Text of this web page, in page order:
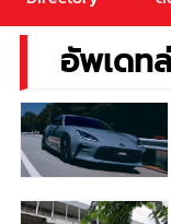
อัพเดท